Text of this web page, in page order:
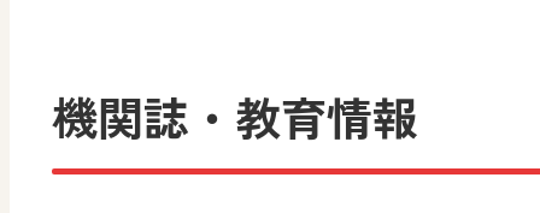
機関誌・教育情報